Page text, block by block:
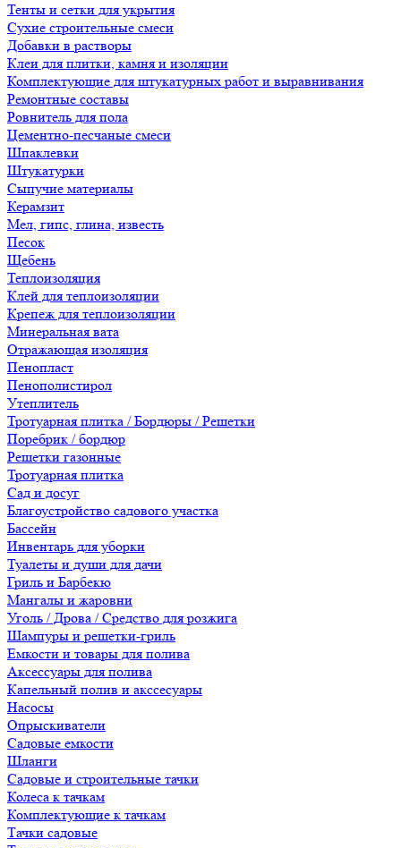
Тенты и сетки для укрытия
Сухие строительные смеси
Добавки в растворы
Клеи для плитки, камня и изоляции
Комплектующие для штукатурных работ и выравнивания
Ремонтные составы
Ровнитель для пола
Цементно-песчаные смеси
Шпаклевки
Штукатурки
Сыпучие материалы
Керамзит
Мел, гипс, глина, известь
Песок
Щебень
Теплоизоляция
Клей для теплоизоляции
Крепеж для теплоизоляции
Минеральная вата
Отражающая изоляция
Пенопласт
Пенополистирол
Утеплитель
Тротуарная плитка / Бордюры / Решетки
Поребрик / бордюр
Решетки газонные
Тротуарная плитка
Сад и досуг
Благоустройство садового участка
Бассейн
Инвентарь для уборки
Туалеты и души для дачи
Гриль и Барбекю
Мангалы и жаровни
Уголь / Дрова / Средство для розжига
Шампуры и решетки-гриль
Емкости и товары для полива
Аксессуары для полива
Капельный полив и акссесуары
Насосы
Опрыскиватели
Садовые емкости
Шланги
Садовые и строительные тачки
Колеса к тачкам
Комплектующие к тачкам
Тачки садовые